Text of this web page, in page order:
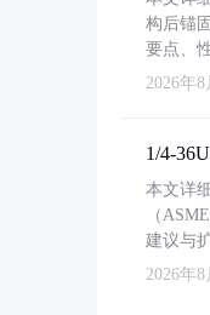
构后锚
要点、
2026年8
1/4-
本文详
（
建议与
2026年8